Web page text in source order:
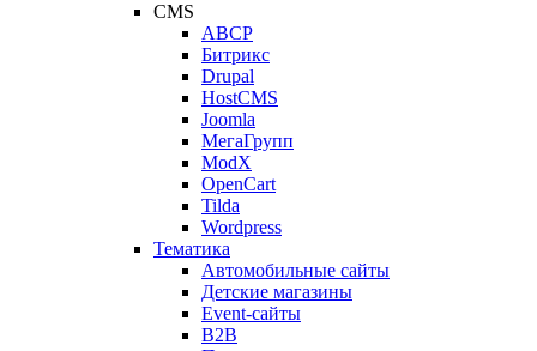
CMS
ABCP
Битрикс
Drupal
HostCMS
Joomla
МегаГрупп
ModX
OpenCart
Tilda
Wordpress
Тематика
Автомобильные сайты
Детские магазины
Event-сайты
B2B